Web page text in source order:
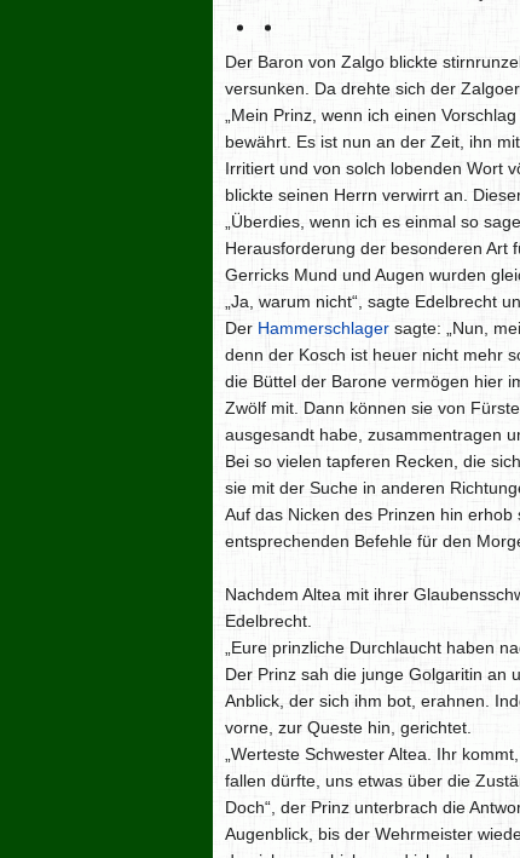
Der Baron von Zalgo blickte
versunken. Da drehte sich der
„Mein Prinz, wenn ich einen
bewährt. Es ist nun an der Zeit, ihn
Irritiert und von solch lobenden Wort
blickte seinen Herrn verwirrt an.
„Überdies, wenn ich es einmal so
Herausforderung der besonderen Art
Gerricks Mund und Augen wurden
„Ja, warum nicht“, sagte Edelbrecht
Der Hammerschlager sagte: „Nun,
denn der Kosch ist heuer nicht mehr
die Büttel der Barone vermögen hier
Zwölf mit. Dann können sie von
ausgesandt habe, zusammentragen
Bei so vielen tapferen Recken, die
sie mit der Suche in anderen
Auf das Nicken des Prinzen hin
entsprechenden Befehle für den
Nachdem Altea mit ihrer
Edelbrecht.
„Eure prinzliche Durchlaucht haben
Der Prinz sah die junge Golgaritin an
Anblick, der sich ihm bot, erahnen.
vorne, zur Queste hin, gerichtet.
„Werteste Schwester Altea. Ihr
fallen dürfte, uns etwas über die
Doch“, der Prinz unterbrach die
Augenblick, bis der Wehrmeister